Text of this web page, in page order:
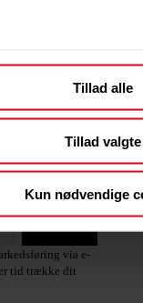
Tillad alle
Tillad valgte
Kun nødvendige
værdi af 595
Tilmeld
via e-
tid trække dit